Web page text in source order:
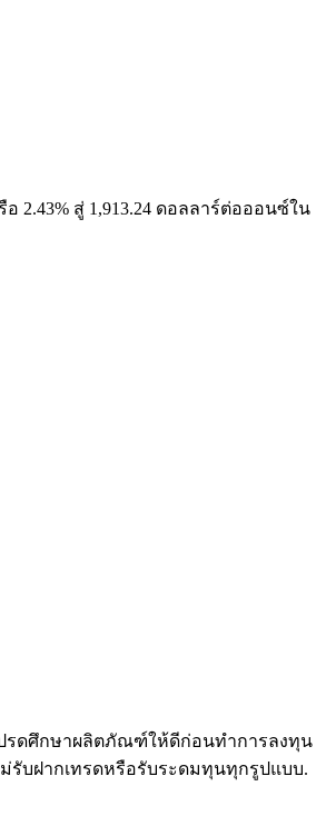
2.43% สู่ 1,913.24 ดอลลาร์ต่อออนซ์ใน
ปรดศึกษาผลิตภัณฑ์ให้ดีก่อนทำการลงทุน
รับฝากเทรดหรือรับระดมทุนทุกรูปแบบ.